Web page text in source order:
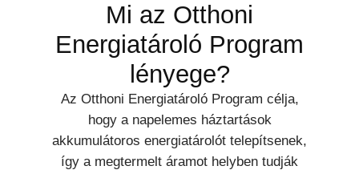
Mi az Otthoni
Energiatároló Program
lényege?
Az Otthoni Energiatároló Program célja,
hogy a napelemes háztartások
akkumulátoros energiatárolót telepítsenek,
így a megtermelt áramot helyben tudják